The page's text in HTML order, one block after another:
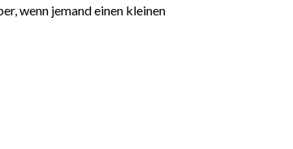
wenn jemand einen kleinen